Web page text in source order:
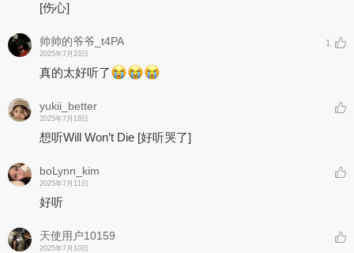
[伤心]
帅帅的爷爷_t4PA
2025年7月23日
1
真的太好听了
yukii_better
2025年7月18日
想听Will Won’t Die [好听哭了]
boLynn_kim
2025年7月11日
好听
天使用户10159
2025年7月10日